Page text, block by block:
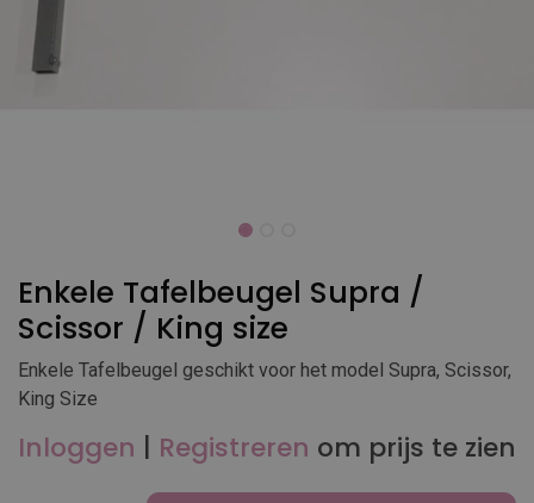
Enkele Tafelbeugel Supra /
Scissor / King size
Enkele Tafelbeugel geschikt voor het model Supra, Scissor,
King Size
Inloggen | Registreren om prijs te zien